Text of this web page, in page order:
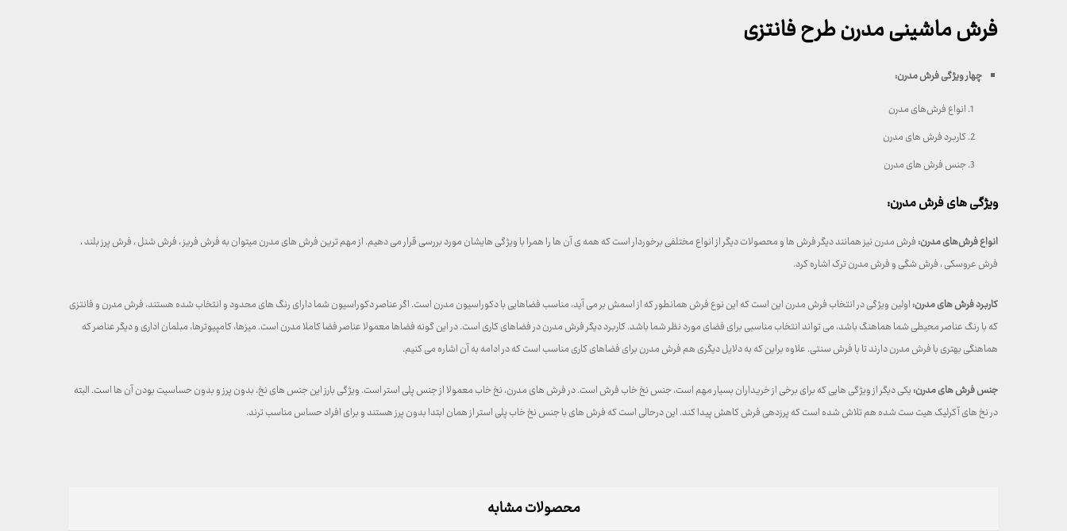
فرش ماشینی مدرن طرح فانتزی
چهار ویژگی فرش مدرن:
انواع فرش‌های مدرن
کاربرد فرش های مدرن
جنس فرش های مدرن
ویژگی های فرش مدرن:
انواع فرش‌های مدرن:فرش مدرن نیز همانند دیگر فرش ها و محصولات دیگر از انواع مختلفی برخوردار است که همه ی آن ها را همرا با ویژگی هایشان مورد بررسی قرار می دهیم. از مهم ترین فرش های مدرن میتوان به فرش فریز ، فرش شنل ، فرش پرز بلند ،
فرش عروسکی ، فرش شگی و فرش مدرن ترک اشاره کرد.
کاربرد فرش های مدرن:اولین ویژگی در انتخاب فرش مدرن این است که این نوع فرش همانطور که از اسمش بر می آید، مناسب فضاهایی با دکوراسیون مدرن است. اگر عناصر دکوراسیون شما دارای رنگ های محدود و انتخاب شده هستند، فرش مدرن و فانتزی
که با رنگ عناصر محیطی شما هماهنگ باشد، می تواند انتخاب مناسبی برای فضای مورد نظر شما باشد. کاربرد دیگر فرش مدرن در فضاهای کاری است. در این گونه فضاها معمولا عناصر فضا کاملا مدرن است. میزها، کامپیوترها، مبلمان اداری و دیگر عناصر که
هماهنگی بهتری با فرش مدرن دارند تا با فرش سنتی. علاوه براین که به دلایل دیگری هم فرش مدرن برای فضاهای کاری مناسب است که در ادامه به آن اشاره می کنیم.
جنس فرش های مدرن:یکی دیگر از ویژگی هایی که برای برخی از خریداران بسیار مهم است، جنس نخ خاب فرش است. در فرش های مدرن، نخ خاب معمولا از جنس پلی استر است. ویژگی بارز این جنس های نخ، بدون پرز و بدون حساسیت بودن آن ها است. البته
در نخ های آکرلیک هیت ست شده هم تلاش شده است که پرزدهی فرش کاهش پیدا کند. این درحالی است که فرش های با جنس نخ خاب پلی استر از همان ابتدا بدون پرز هستند و برای افراد حساس مناسب ترند.
محصولات مشابه